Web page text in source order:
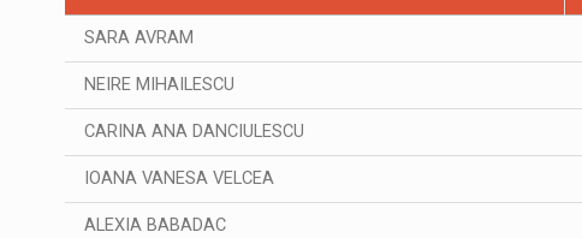
SARA AVRAM
NEIRE MIHAILESCU
CARINA ANA DANCIULESCU
IOANA VANESA VELCEA
ALEXIA BABADAC